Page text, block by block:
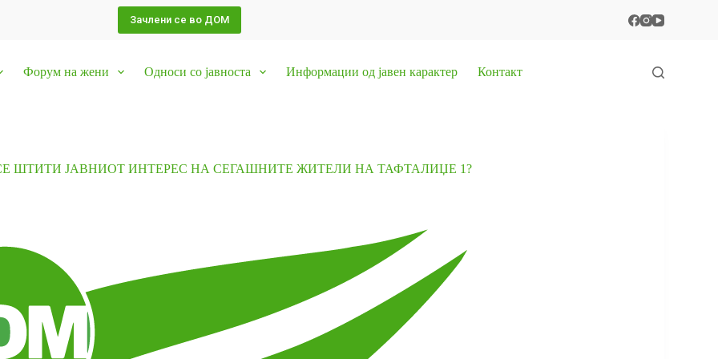
Зачлени се во ДОМ
Форум на жени Односи со јавноста Информации од јавен карактер Контакт
ШТИТИ ЈАВНИОТ ИНТЕРЕС НА СЕГАШНИТЕ ЖИТЕЛИ НА ТАФТАЛИЏЕ 1?